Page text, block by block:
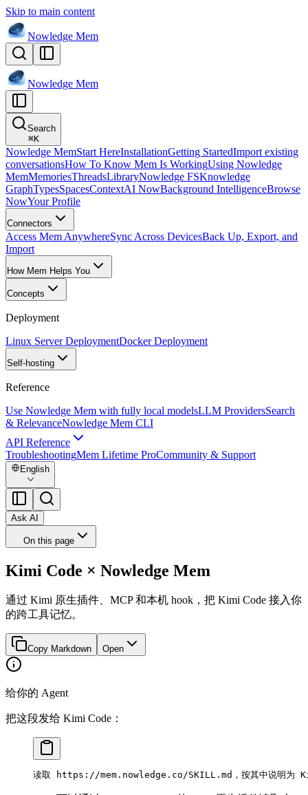
Skip to main content
Nowledge Mem
Nowledge Mem
Search
⌘K
Nowledge MemStart HereInstallationGetting StartedImport existing
conversationsHow To Know Mem Is WorkingUsing Nowledge
MemMemoriesThreadsLibraryNowledge FSKnowledge
GraphTypesSpacesContextAI NowBackground IntelligenceBrowse
NowYour Profile
Connectors
Access Mem AnywhereSync Across DevicesBack Up, Export, and
Import
How Mem Helps You
Concepts
Deployment
Linux Server DeploymentDocker Deployment
Self-hosting
Reference
Use Nowledge Mem with fully local modelsLLM ProvidersSearch
& RelevanceNowledge Mem CLI
API Reference
TroubleshootingMem Lifetime ProCommunity & Support
English
Ask AI
On this page
Kimi Code × Nowledge Mem
通过 Kimi 原生插件、MCP 和本机 hook，把 Kimi Code 接入你
的跨工具记忆。
Copy Markdown Open
给你的 Agent
把这段发给 Kimi Code：
读取 https://mem.nowledge.co/SKILL.md，按其中说明为